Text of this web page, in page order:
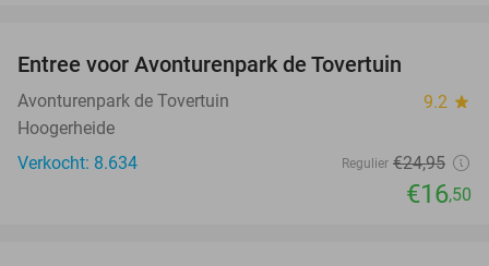
Entree voor Avonturenpark de Tovertuin
Avonturenpark de Tovertuin 9.2 star
Hoogerheide
Verkocht: 8.634
Regulier €24,95
€16,50